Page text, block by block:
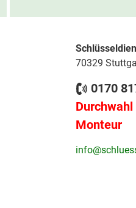
70329
0170
Monteur